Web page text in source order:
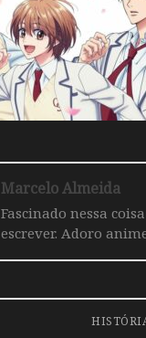
Marcelo Almeida
Fascinado nessa
escrever. Adoro